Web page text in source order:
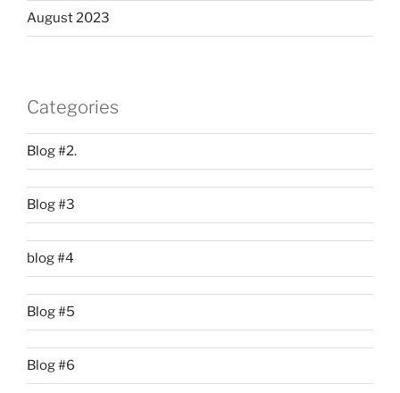
August 2023
Categories
Blog #2.
Blog #3
blog #4
Blog #5
Blog #6